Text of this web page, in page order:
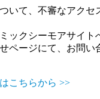
いて、不審なアクセ
ックシーモアサイト
ページにて、お問い
こちらから >>